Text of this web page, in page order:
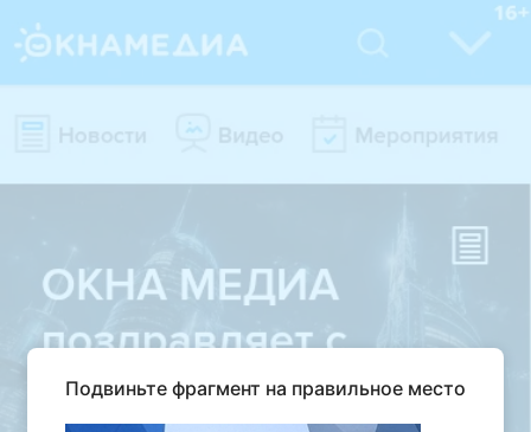
Подвиньте фрагмент на правильное место